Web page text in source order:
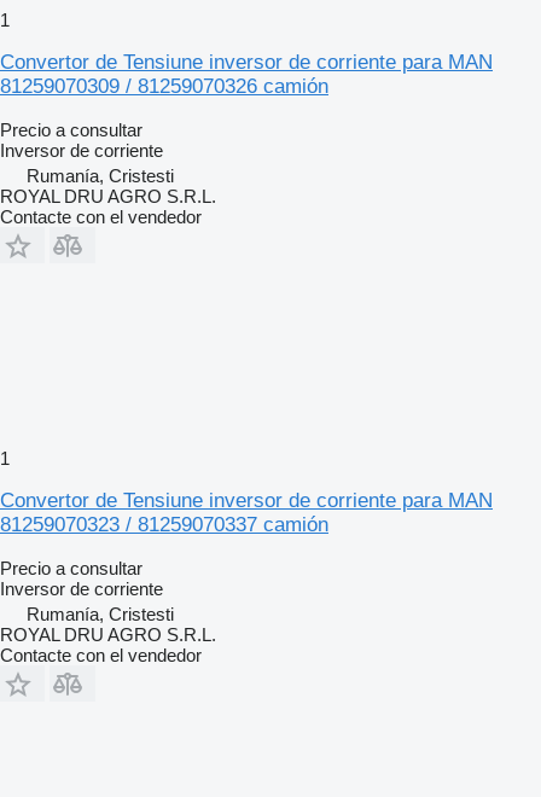
1
Convertor de Tensiune inversor de corriente para MAN
81259070309 / 81259070326 camión
Precio a consultar
Inversor de corriente
Rumanía, Cristesti
ROYAL DRU AGRO S.R.L.
Contacte con el vendedor
1
Convertor de Tensiune inversor de corriente para MAN
81259070323 / 81259070337 camión
Precio a consultar
Inversor de corriente
Rumanía, Cristesti
ROYAL DRU AGRO S.R.L.
Contacte con el vendedor